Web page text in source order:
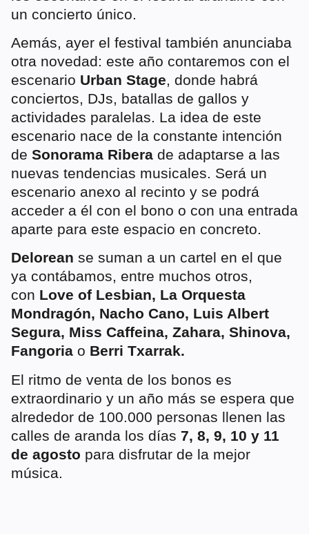
un concierto único.
Aemás, ayer el festival también anunciaba
otra novedad: este año contaremos con el
escenario Urban Stage, donde habrá
conciertos, DJs, batallas de gallos y
actividades paralelas. La idea de este
escenario nace de la constante intención
de Sonorama Ribera de adaptarse a las
nuevas tendencias musicales. Será un
escenario anexo al recinto y se podrá
acceder a él con el bono o con una entrada
aparte para este espacio en concreto.
Delorean se suman a un cartel en el que
ya contábamos, entre muchos otros,
con Love of Lesbian, La Orquesta
Mondragón, Nacho Cano, Luis Albert
Segura, Miss Caffeina, Zahara, Shinova,
Fangoria o Berri Txarrak.
El ritmo de venta de los bonos es
extraordinario y un año más se espera que
alrededor de 100.000 personas llenen las
calles de aranda los días 7, 8, 9, 10 y 11
de agosto para disfrutar de la mejor
música.